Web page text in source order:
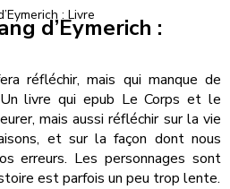
: Livre
d’Eymerich :
réfléchir, mais qui manque de
livre qui epub Le Corps et le
mais aussi réfléchir sur la vie
et sur la façon dont nous
erreurs. Les personnages sont
est parfois un peu trop lente.